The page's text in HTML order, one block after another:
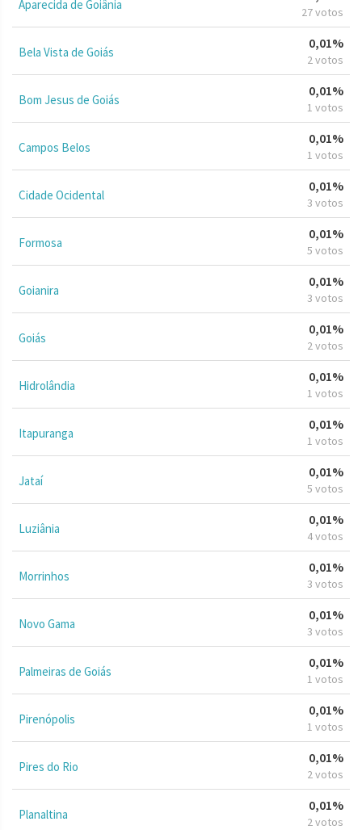
Aparecida de Goiânia 27 votos
Bela Vista de Goiás
0,01%
2 votos
Bom Jesus de Goiás
0,01%
1 votos
Campos Belos
0,01%
1 votos
Cidade Ocidental
0,01%
3 votos
Formosa
0,01%
5 votos
Goianira
0,01%
3 votos
Goiás
0,01%
2 votos
Hidrolândia
0,01%
1 votos
Itapuranga
0,01%
1 votos
Jataí
0,01%
5 votos
Luziânia
0,01%
4 votos
Morrinhos
0,01%
3 votos
Novo Gama
0,01%
3 votos
Palmeiras de Goiás
0,01%
1 votos
Pirenópolis
0,01%
1 votos
Pires do Rio
0,01%
2 votos
Planaltina
0,01%
2 votos